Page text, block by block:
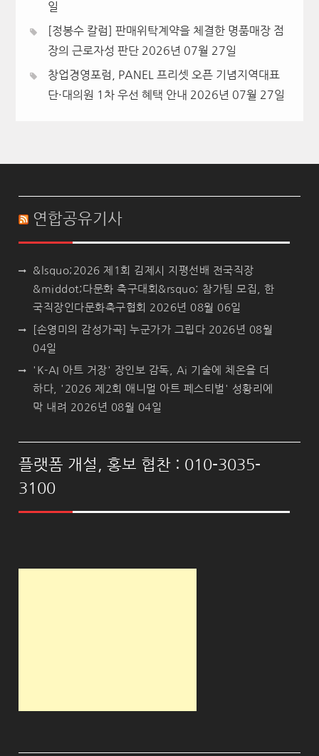
일
[정봉수 칼럼] 판매위탁계약을 체결한 명품매장 점
장의 근로자성 판단 2026년 07월 27일
창업경영포럼, PANEL 프리셋 오픈 기념지역대표
단·대의원 1차 우선 혜택 안내 2026년 07월 27일
연합공유기사
&lsquo;2026 제1회 김제시 지평선배 전국직장
&middot;다문화 축구대회&rsquo; 참가팀 모집, 한
국직장인다문화축구협회 2026년 08월 06일
[손영미의 감성가곡] 누군가가 그립다 2026년 08월
04일
'K-AI 아트 거장' 장인보 감독, Ai 기술에 체온을 더
하다, '2026 제2회 애니멀 아트 페스티벌' 성황리에
막 내려 2026년 08월 04일
플랫폼 개설, 홍보 협찬 : 010-3035-
3100